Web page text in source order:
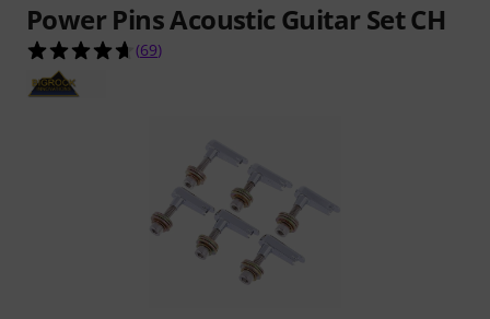
Power Pins Acoustic Guitar Set CH
4.6 von 5 Sternen aus 69 Kundenbewertungen
(69)